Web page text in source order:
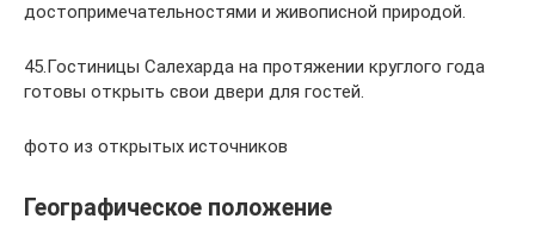
достопримечательностями и живописной природой.
45.Гостиницы Салехарда на протяжении круглого года
готовы открыть свои двери для гостей.
фото из открытых источников
Географическое положение